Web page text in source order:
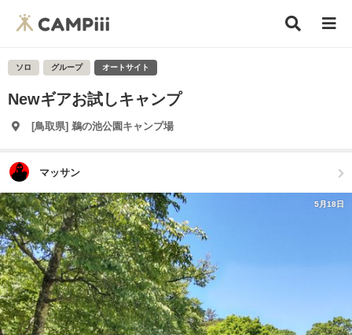
ソロ グループ オートサイト
Newギアお試しキャンプ
[鳥取県] 鵜の池公園キャンプ場
マッサン
5月18日